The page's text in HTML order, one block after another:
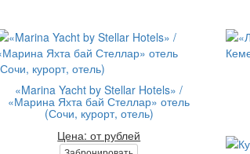
«Marina Yacht by Stellar Hotels» /
«Марина Яхта бай Стеллар» отель
(Сочи, курорт, отель)
Цена: от рублей